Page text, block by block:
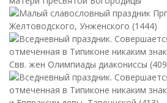
Желтоводского, Унженского (1444)
Свв. жен Олимпиады диакониссы